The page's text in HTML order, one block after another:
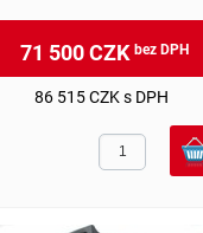
71 500 CZKbez DPH
86 515 CZK s DPH